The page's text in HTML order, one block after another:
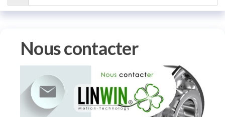
Nous contacter